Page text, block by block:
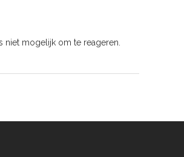
niet mogelijk om te reageren.